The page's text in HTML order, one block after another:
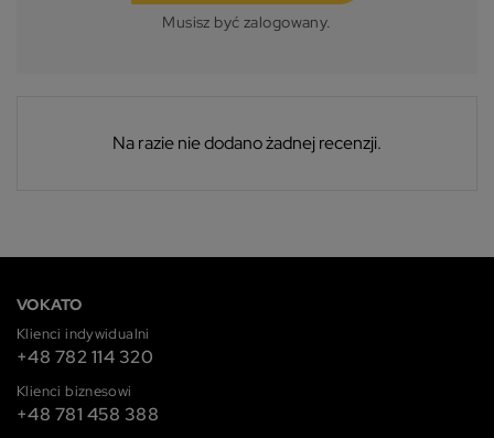
Musisz być zalogowany.
Na razie nie dodano żadnej recenzji.
VOKATO
Klienci indywidualni
+48 782 114 320
Klienci biznesowi
+48 781 458 388